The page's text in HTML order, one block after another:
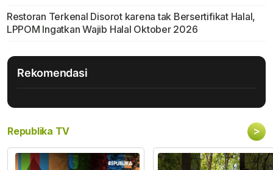
Restoran Terkenal Disorot karena tak Bersertifikat Halal,
LPPOM Ingatkan Wajib Halal Oktober 2026
Rekomendasi
Republika TV >